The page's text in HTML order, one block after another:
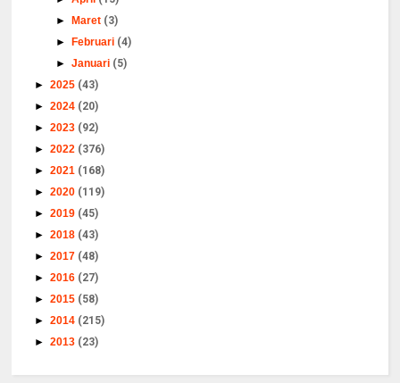
►
Maret (3)
►
Februari (4)
►Januari (5)
►2025 (43)
►2024 (20)
►2023 (92)
►2022 (376)
►2021 (168)
►2020 (119)
►2019 (45)
►2018 (43)
►2017 (48)
►2016 (27)
►2015 (58)
►2014 (215)
►2013 (23)